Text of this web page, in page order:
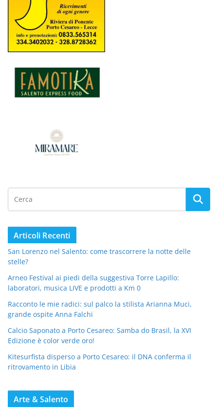
Articoli Recenti
San Lorenzo nel Salento: come trascorrere la notte delle
stelle?
Arneo Festival ai piedi della suggestiva Torre Lapillo:
laboratori, musica LIVE e prodotti a Km 0
Racconto le mie radici: sul palco la stilista Arianna Muci,
grande ospite Anna Falchi
Calcio Saponato a Porto Cesareo: Samba do Brasil, la XVI
Edizione è color verde oro!
Kitesurfista disperso a Porto Cesareo: il DNA conferma il
ritrovamento in Libia
Arte & Salento